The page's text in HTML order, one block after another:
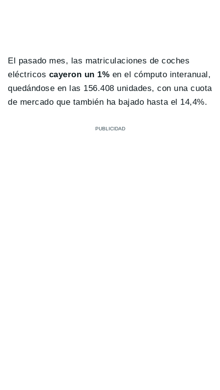
El pasado mes, las matriculaciones de coches
eléctricos cayeron un 1% en el cómputo interanual,
quedándose en las 156.408 unidades, con una cuota
de mercado que también ha bajado hasta el 14,4%.